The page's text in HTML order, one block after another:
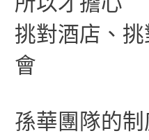
挑對酒店、
會
孫華團隊的